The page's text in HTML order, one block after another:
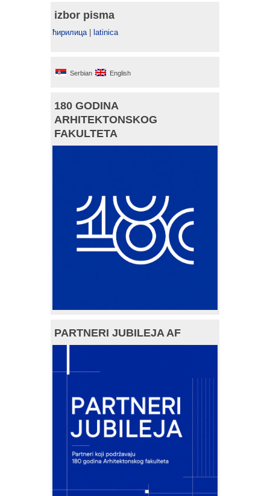
izbor pisma
ћирилица | latinica
Serbian English
180 GODINA
ARHITEKTONSKOG
FAKULTETA
PARTNERI JUBILEJA AF